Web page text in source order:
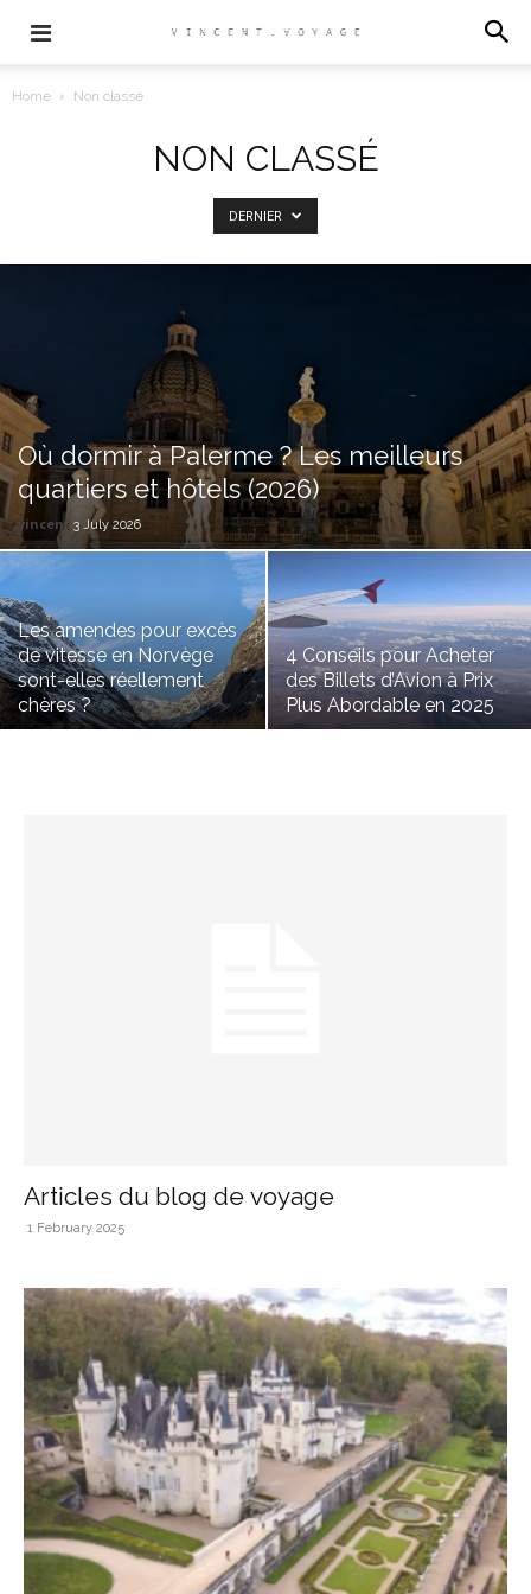
Home Non classé
NON CLASSÉ
DERNIER
Où dormir à Palerme ? Les meilleurs
quartiers et hôtels (2026)
vincent 3 July 2026
Les amendes pour excès
de vitesse en Norvège
sont-elles réellement
chères ?
4 Conseils pour Acheter
des Billets d’Avion à Prix
Plus Abordable en 2025
Articles du blog de voyage
1 February 2025